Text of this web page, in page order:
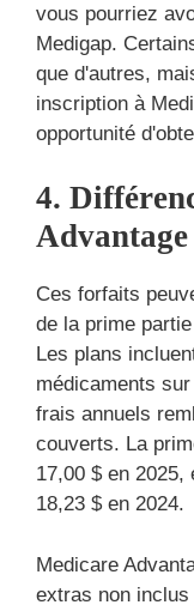
vous pourriez
Medigap.
que d'autres,
inscription à
opportunité
4.
Advantage
Ces forfaits
de la prime
Les plans
médicaments
frais annuels
couverts. La
17,00 $ en 2025,
18,23 $ en 2024.
Medicare
extras non